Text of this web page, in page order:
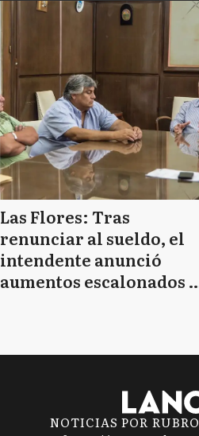
Las Flores: Tras
renunciar al sueldo, el
intendente anunció
aumentos escalonados y
NOTICIAS POR RUBRO